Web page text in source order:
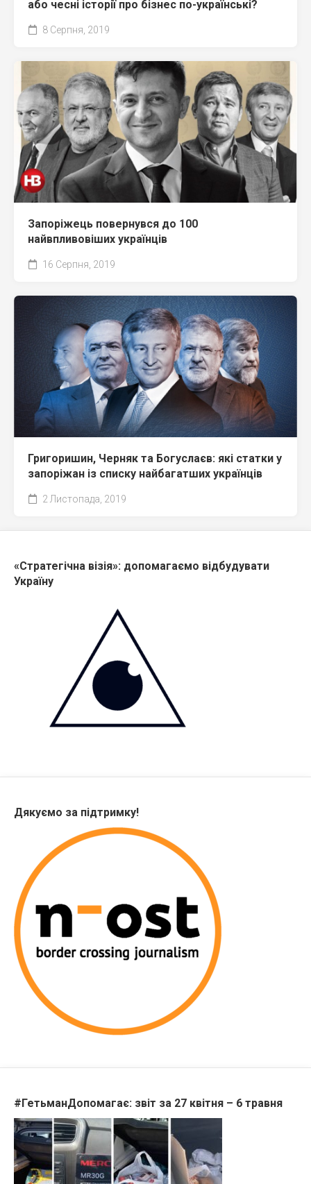
або чесні історії про бізнес по-українські?
8 Серпня, 2019
Запоріжець повернувся до 100
найвпливовіших українців
16 Серпня, 2019
Григоришин, Черняк та Богуслаєв: які статки у
запоріжан із списку найбагатших українців
2 Листопада, 2019
«Стратегічна візія»: допомагаємо відбудувати
Україну
Дякуємо за підтримку!
#ГетьманДопомагає: звіт за 27 квітня – 6 травня